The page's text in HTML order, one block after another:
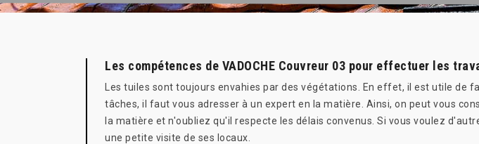
Les compétences de VADOCHE Couvreur 03 pour effectuer les
Les tuiles sont toujours envahies par des végétations. En effet, il est utile de
tâches, il faut vous adresser à un expert en la matière. Ainsi, on peut vous
la matière et n'oubliez qu'il respecte les délais convenus. Si vous voulez
une petite visite de ses locaux.